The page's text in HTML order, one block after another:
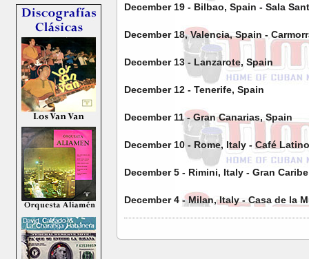
December 19 - Bilbao, Spain - Sala
December 18, Valencia, Spain -
December 13 - Lanzarote, Spain
December 12 - Tenerife, Spain
December 11 - Gran Canarias, Spain
December 10 - Rome, Italy - Café Latino
December 5 - Rimini, Italy - Gran Caribe
December 4 - Milan, Italy - Casa de la